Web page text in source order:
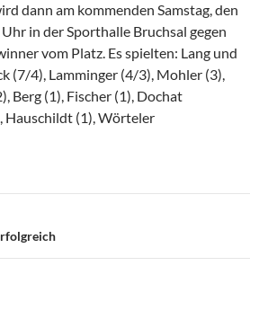
dann am kommenden Samstag, den
in der Sporthalle Bruchsal gegen
vom Platz. Es spielten: Lang und
(7/4), Lamminger (4/3), Mohler (3),
Berg (1), Fischer (1), Dochat
Hauschildt (1), Wörteler